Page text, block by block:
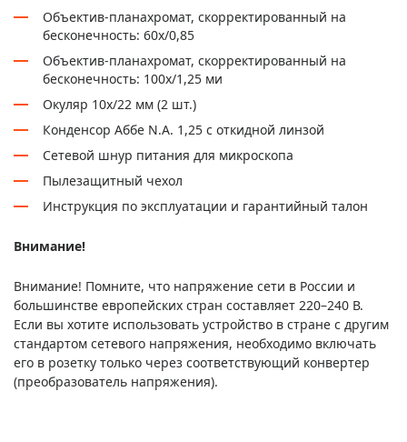
Объектив-планахромат, скорректированный на
бесконечность: 60х/0,85
Объектив-планахромат, скорректированный на
бесконечность: 100х/1,25 ми
Окуляр 10x/22 мм (2 шт.)
Конденсор Аббе N.A. 1,25 с откидной линзой
Сетевой шнур питания для микроскопа
Пылезащитный чехол
Инструкция по эксплуатации и гарантийный талон
Внимание!
Внимание! Помните, что напряжение сети в России и
большинстве европейских стран составляет 220–240 В.
Если вы хотите использовать устройство в стране с другим
стандартом сетевого напряжения, необходимо включать
его в розетку только через соответствующий конвертер
(преобразователь напряжения).